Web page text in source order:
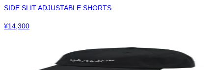
SIDE SLIT ADJUSTABLE SHORTS
¥14,300